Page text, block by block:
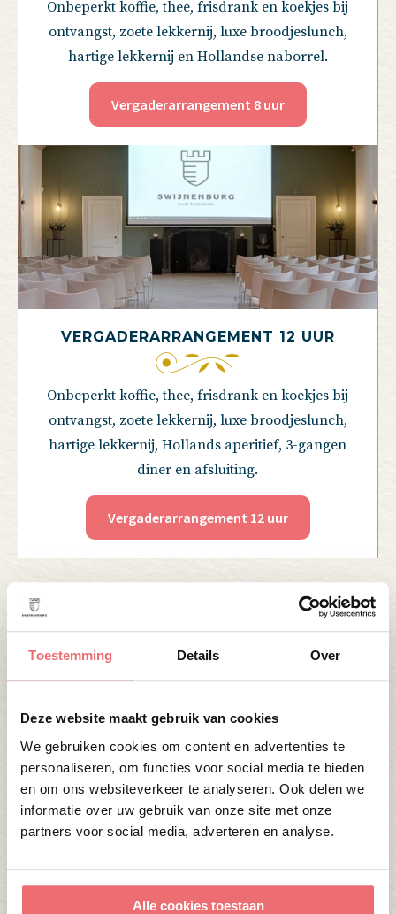
Toestemming Details Over
Deze website maakt gebruik van cookies
We gebruiken cookies om content en advertenties te
personaliseren, om functies voor social media te bieden
en om ons websiteverkeer te analyseren. Ook delen we
informatie over uw gebruik van onze site met onze
partners voor social media, adverteren en analyse.
Alle cookies toestaan
Onbeperkt koffie, thee, frisdrank en koekjes bij
ontvangst, zoete lekkernij, luxe broodjeslunch,
hartige lekkernij en Hollandse naborrel.
Vergaderarrangement 8 uur
VERGADERARRANGEMENT 12 UUR
Onbeperkt koffie, thee, frisdrank en koekjes bij
ontvangst, zoete lekkernij, luxe broodjeslunch,
hartige lekkernij, Hollands aperitief, 3-gangen
diner en afsluiting.
Vergaderarrangement 12 uur
Faciliteiten en service op maat
Onze vergaderlocatie nabij Tiel is voorzien van
alle hedendaagse voorzieningen, waaronder: